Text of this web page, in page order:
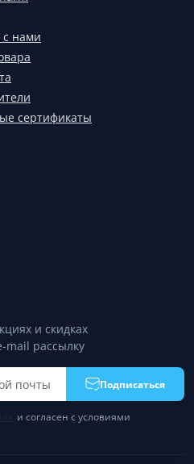
с нами
сертификаты
и скидках
mail рассылку
Подписаться
и согласен с условиями